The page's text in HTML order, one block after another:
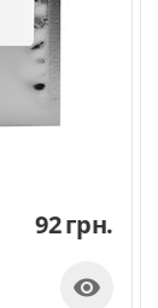
92грн.
